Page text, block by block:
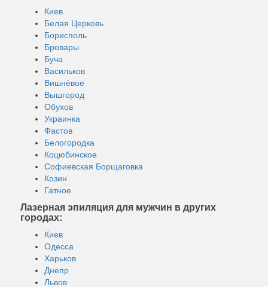
Киев
Белая Церковь
Борисполь
Бровары
Буча
Васильков
Вишнёвое
Вышгород
Обухов
Украинка
Фастов
Белогородка
Коцюбинское
Софиевская Борщаговка
Козин
Гатное
Лазерная эпиляция для мужчин в других
городах:
Киев
Одесса
Харьков
Днепр
Львов